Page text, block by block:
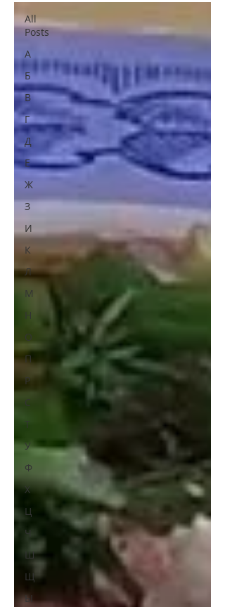
All
Posts
А
Б
В
Г
Д
Е
Ж
З
И
К
Л
М
Н
О
П
Р
С
Т
У
Ф
Х
Ц
Ч
Ш
Щ
Ы